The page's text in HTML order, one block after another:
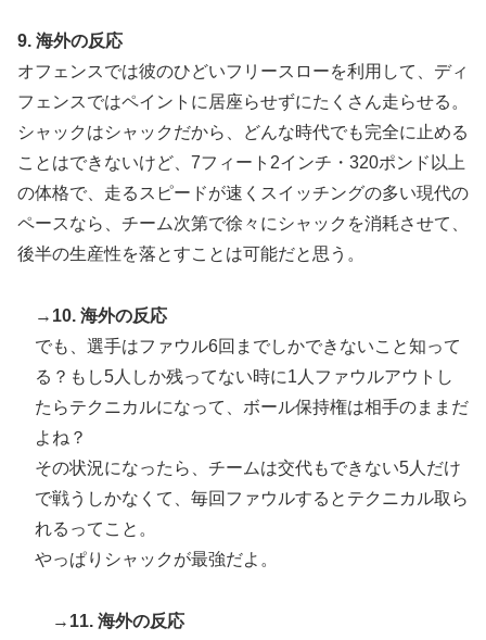
▶
海外「先進国で日本だけパスポート所有率が低すぎる、
何故なのか」
9. 海外の反応
オフェンスでは彼のひどいフリースローを利用して、ディ
フェンスではペイントに居座らせずにたくさん走らせる。
シャックはシャックだから、どんな時代でも完全に止める
ことはできないけど、7フィート2インチ・320ポンド以上
の体格で、走るスピードが速くスイッチングの多い現代の
ペースなら、チーム次第で徐々にシャックを消耗させて、
後半の生産性を落とすことは可能だと思う。
→ 10. 海外の反応
でも、選手はファウル6回までしかできないこと知って
る？もし5人しか残ってない時に1人ファウルアウトし
たらテクニカルになって、ボール保持権は相手のままだ
よね？
その状況になったら、チームは交代もできない5人だけ
で戦うしかなくて、毎回ファウルするとテクニカル取ら
れるってこと。
やっぱりシャックが最強だよ。
→ 11. 海外の反応